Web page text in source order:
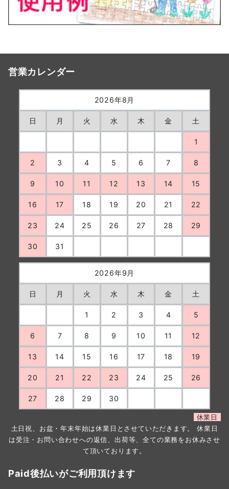
営業カレンダー
2026年8月
日 月 火 水 木 金 土
1
2 3 4 5 6 7 8
9 10 11 12 13 14 15
16 17 18 19 20 21 22
23 24 25 26 27 28 29
30 31
2026年9月
日 月 火 水 木 金 土
1 2 3 4 5
6 7 8 9 10 11 12
13 14 15 16 17 18 19
20 21 22 23 24 25 26
27 28 29 30
休業日
土日祝、お盆・年末年始は休業日とさせていただきます。 休業日
は受注・お問い合わせへの返信、出荷等、全ての業務をお休みさせ
て頂いております。
Paid後払いがご利用頂けます